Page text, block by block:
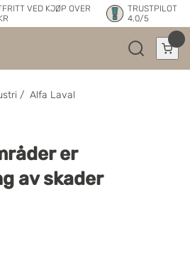
VED KJØP OVER
TRUSTPILOT
4.0/5
/ Alfa Laval
er
av skader